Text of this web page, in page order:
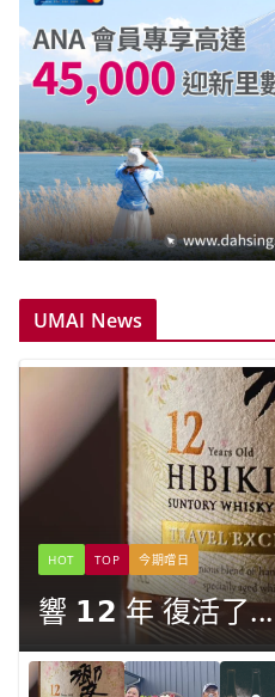
UMAI News
HOT TOP 今期嚐日
響 𝟭𝟮 年 復活了...